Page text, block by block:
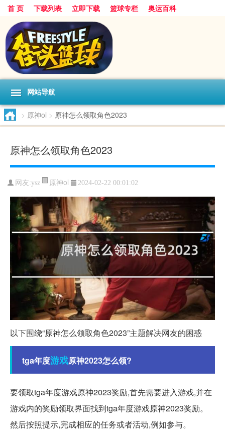
首 页 下载列表 立即下载 篮球专栏 奥运百科
网站导航
> 原神ol > 原神怎么领取角色2023
原神怎么领取角色2023
网友:ysz 原神ol 2024-02-22 00:01:02
以下围绕“原神怎么领取角色2023”主题解决网友的困惑
tga年度游戏原神2023怎么领?
要领取tga年度游戏原神2023奖励,首先需要进入游戏,并在
游戏内的奖励领取界面找到tga年度游戏原神2023奖励。
然后按照提示,完成相应的任务或者活动,例如参与。